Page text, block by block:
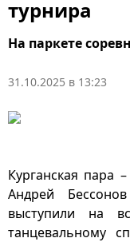
турнира
На паркете
31.10.2025 в 13:23
Курганская пара
Андрей
выступили на
танцевальному